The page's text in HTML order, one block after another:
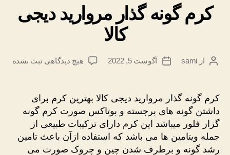
کرم گونه گذار مروارید دیجی
کالا
نویسندهٔ
از sami
تاریخآگوست 5, 2022 هیچ دیدگاهیبرای
گذار
مروارید
دیجی
کالا
ثبت نشده
کرم گونه گذار مروارید دیجی کالا بهترین کرم برای
داشتن گونه های برجسته و بوتاکس صورت کرم گونه
گزار فلور میباشد این کرم دارای ترکیبات طبیعی از
جمله ویتامین ها می باشد که استفاده ازآن باعث تامین
رشد گونه و برطرف شدن چین و چروک صورت می